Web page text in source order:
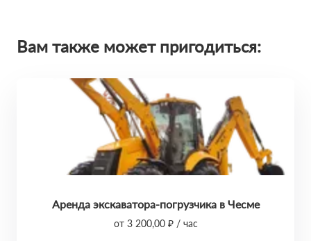
Вам также может пригодиться:
Аренда экскаватора-погрузчика в Чесме
от 3 200,00 ₽ / час